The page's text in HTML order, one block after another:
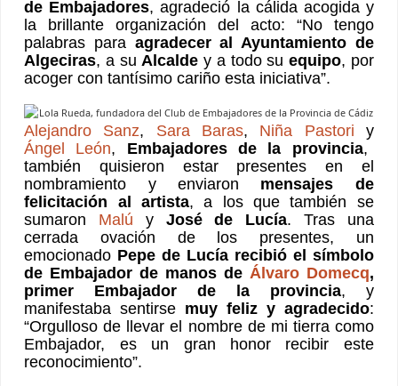
de Embajadores, agradeció la cálida acogida y
la brillante organización del acto: “No tengo
palabras para agradecer al Ayuntamiento de
Algeciras, a suAlcalde y a todo suequipo, por
acoger con tantísimo cariño esta iniciativa”.
Alejandro Sanz, Sara Baras, Niña Pastori y
Ángel León, Embajadores de la provincia,
también quisieron estar presentes en el
nombramiento y enviaron mensajes de
felicitación al artista, a los que también se
sumaron Malú y José de Lucía. Tras una
cerrada ovación de los presentes, un
emocionado Pepe de Lucía recibió el símbolo
de Embajador de manos de Álvaro Domecq,
primer Embajador de la provincia, y
manifestaba sentirse muy feliz y agradecido:
“Orgulloso de llevar el nombre de mi tierra como
Embajador, es un gran honor recibir este
reconocimiento”.